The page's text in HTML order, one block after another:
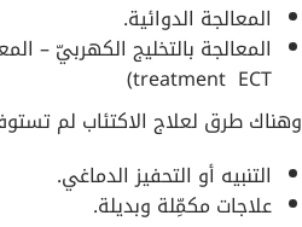
المعالجة الدوائية.
treatment ECT)
وهناك طرق لعلاج الاكتئاب لم
التنبيه أو التحفيز الدماغي.
علاجات مكمِّلة وبديلة.